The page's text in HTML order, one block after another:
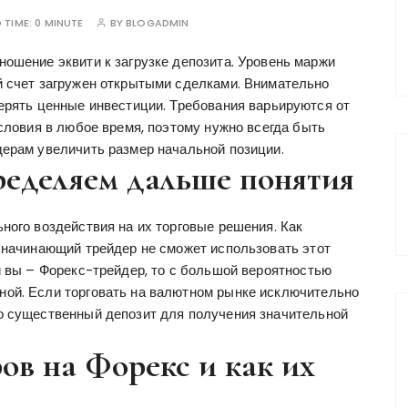
TIME: 0 MINUTE BYBLOGADMIN
эквити к загрузке депозита. Уровень маржи
счет загружен открытыми сделками. Внимательно
ценные инвестиции. Требования варьируются от
в любое время, поэтому нужно всегда быть
увеличить размер начальной позиции.
дальше понятия
воздействия на их торговые решения. Как
трейдер не сможет использовать этот
вы – Форекс-трейдер, то с большой вероятностью
Если торговать на валютном рынке исключительно
депозит для получения значительной
на Форекс и как их